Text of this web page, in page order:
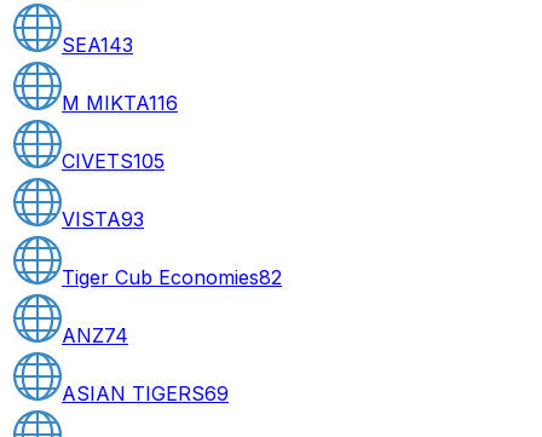
SEA143
M MIKTA116
CIVETS105
VISTA93
Tiger Cub Economies82
ANZ74
ASIAN TIGERS69